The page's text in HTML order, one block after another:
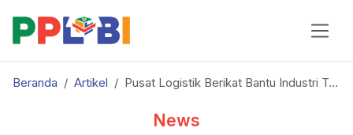
Beranda Artikel Pusat Logistik Berikat Bantu Industri Tekstil dan Industri Kecil
News